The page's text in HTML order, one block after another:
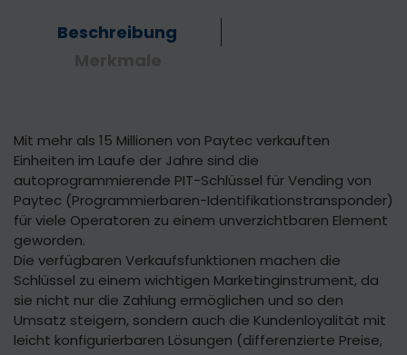
Beschreibung
Mit mehr als 15 Millionen von Paytec verkauften
Einheiten im Laufe der Jahre sind die
autoprogrammierende PIT-Schlüssel für Vending von
Paytec (Programmierbaren-Identifikationstransponder)
für viele Operatoren zu einem unverzichtbaren Element
geworden.
Die verfügbaren Verkaufsfunktionen machen die
Schlüssel zu einem wichtigen Marketinginstrument, da
sie nicht nur die Zahlung ermöglichen und so den
Umsatz steigern, sondern auch die Kundenloyalität mit
leicht konfigurierbaren Lösungen (differenzierte Preise,